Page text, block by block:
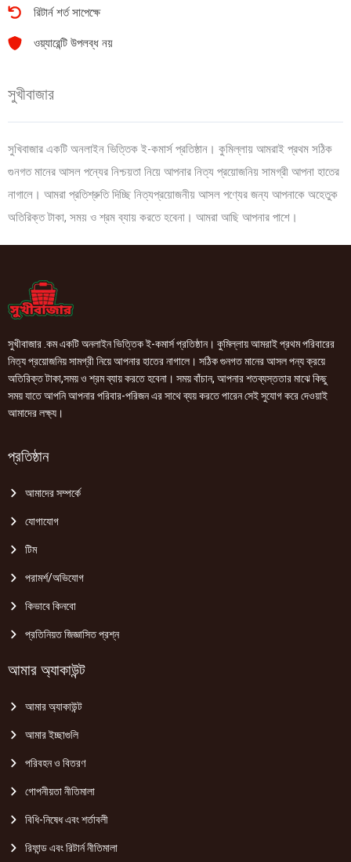
রিটার্ন শর্ত সাপেক্ষে
ওয়্যারেন্টি উপলব্ধ নয়
সুখীবাজার
সুখিবাজার একটি অনলাইন ভিত্তিক ই-কমার্স প্রতিষ্ঠান। কুমিল্লায় আমরাই প্রথম সঠিক
গুনগত মানের আসল পন্যের নিশ্চয়তা নিয়ে আপনার নিত্য প্রয়োজনিয় সামগ্রী আপনা হাতের
নাগালে। আমরা প্রতিশ্রুতি দিচ্ছি নিত্যপ্রয়োজনীয় আসল পণ্যের জন্য আপনাকে অহেতুক
অতিরিক্ত টাকা, সময় ও শ্রম ব্যায় করতে হবেনা। আমরা আছি আপনার পাশে।
সুখীবাজার .কম একটি অনলাইন ভিত্তিক ই-কমার্স প্রতিষ্ঠান। কুমিল্লায় আমরাই প্রথম পরিবারের
নিত্য প্রয়োজনিয় সামগ্রী নিয়ে আপনার হাতের নাগালে। সঠিক গুনগত মানের আসল পন্য ক্রয়ে
অতিরিক্ত টাকা,সময় ও শ্রম ব্যায় করতে হবেনা। সময় বাঁচান, আপনার শতব্যস্ততার মাঝে কিছু
সময় যাতে আপনি আপনার পরিবার-পরিজন এর সাথে ব্যয় করতে পারেন সেই সুযোগ করে দেওয়াই
আমাদের লক্ষ্য।
প্রতিষ্ঠান
আমাদের সম্পর্কে
যোগাযোগ
টিম
পরামর্শ/অভিযোগ
কিভাবে কিনবো
প্রতিনিয়ত জিজ্ঞাসিত প্রশ্ন
আমার অ্যাকাউন্ট
আমার অ্যাকাউন্ট
আমার ইচ্ছাগুলি
পরিবহন ও বিতরণ
গোপনীয়তা নীতিমালা
বিধি-নিষেধ এবং শর্তাবলী
রিফান্ড এবং রিটার্ন নীতিমালা